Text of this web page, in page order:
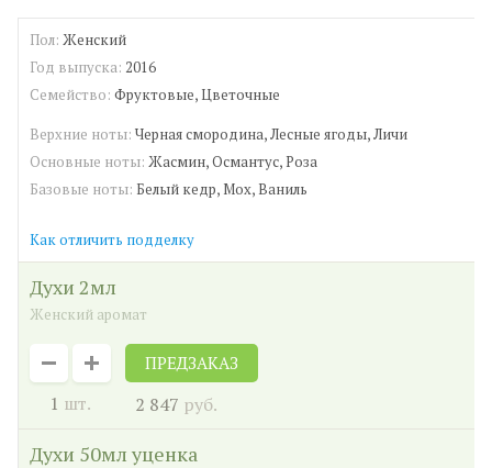
Как отличить подделку
Пол: Женский
Год выпуска: 2016
Семейство: Фруктовые, Цветочные
Верхние ноты: Черная смородина, Лесные ягоды, Личи
Основные ноты: Жасмин, Османтус, Роза
Базовые ноты: Белый кедр, Мох, Ваниль
духи 2мл
Женский аромат
1 шт.
ПРЕДЗАКАЗ
2 847 руб.
духи 50мл уценка